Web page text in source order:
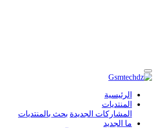
الرئيسية
المنتديات
المشاركات الجديدة بحث بالمنتديات
ما الجديد